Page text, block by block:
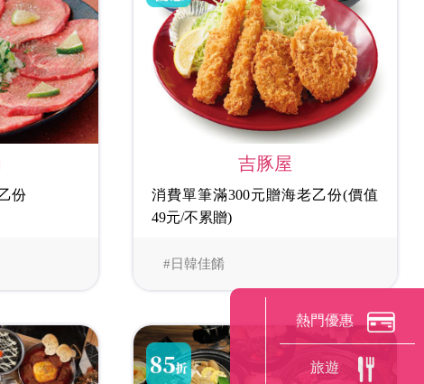
熱門優惠
旅遊
份
#日韓佳餚
吉豚屋
消費單筆滿300元贈海老乙份(價值
49元/不累贈)